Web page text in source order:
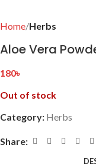
Home Herbs
Aloe Vera Powder
180৳
Out of stock
Category: Herbs
Share: